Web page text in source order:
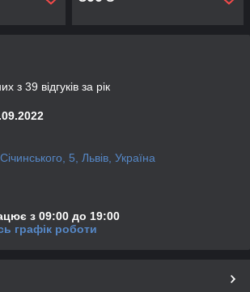
з 39 відгуків за рік
5, Львів, Україна
з 09:00 до 19:00
графік роботи